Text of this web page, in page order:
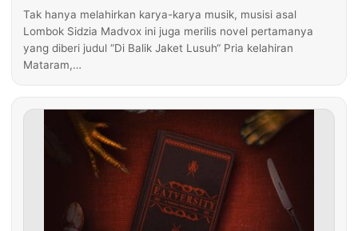
Tak hanya melahirkan karya-karya musik, musisi asal
Lombok Sidzia Madvox ini juga merilis novel pertamanya
yang diberi judul “Di Balik Jaket Lusuh“ Pria kelahiran
Mataram,…